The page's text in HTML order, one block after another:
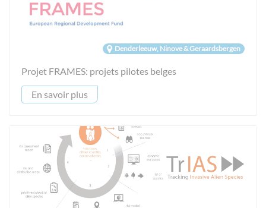
Denderleeuw, Ninove & Geraardsbergen
Projet FRAMES: projets pilotes belges
En savoir plus